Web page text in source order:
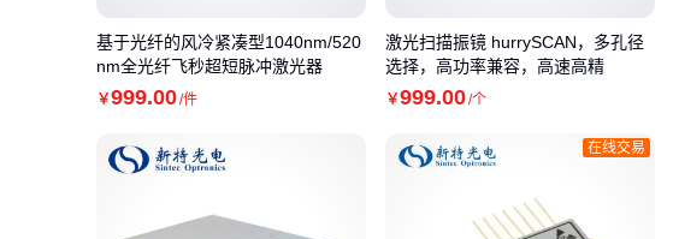
基于光纤的风冷紧凑型1040nm/520
nm全光纤飞秒超短脉冲激光器
￥999.00/件
激光扫描振镜 hurrySCAN，多孔径
选择，高功率兼容，高速高精
￥999.00/个
在线交易